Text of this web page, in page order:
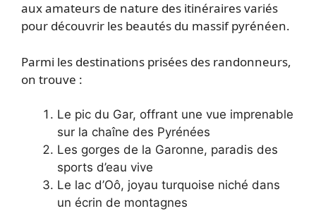
aux amateurs de nature des itinéraires variés
pour découvrir les beautés du massif pyrénéen.
Parmi les destinations prisées des randonneurs,
on trouve :
Le pic du Gar, offrant une vue imprenable
sur la chaîne des Pyrénées
Les gorges de la Garonne, paradis des
sports d’eau vive
Le lac d’Oô, joyau turquoise niché dans
un écrin de montagnes